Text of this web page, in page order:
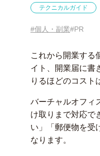
テクニカルガイド
#個人・副業#PR
これから開業する
イト、開業届に書
りるほどのコス
バーチャルオフィ
け取りまで対応で
い」「郵便物を受
なります。